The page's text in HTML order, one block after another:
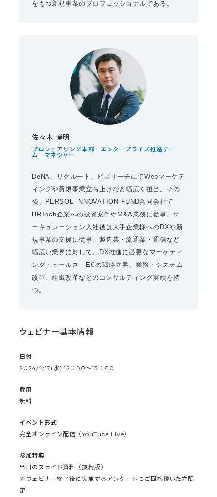
をもつ新規事業のプロフェッショナルである。
佐々木 博明
プロシェアリング本部 エンタープライズ推進チー
ム マネジャー
DeNA、リクルート、ビズリーチにてWebマーケテ
ィングや新規事業立ち上げなど幅広く担当。その
後、PERSOL INNOVATION FUND合同会社で
HRTech企業への投資案件やM&A業務に従事。サ
ーキュレーション入社後は大手企業様へのDXや新
規事業の支援に従事。製造業・流通業・通信など
幅広い業界に対して、DX推進に必要なマーケティ
ング・セールス・ECの戦略立案、業務・システム
改革、組織改革などのコンサルティング実績を持
つ。
ウェビナー基本情報
日付
2024/4/17(水) 12：00〜13：00
費用
無料
イベント形式
完全オンライン配信（YouTube Live）
参加特典
当日のスライド資料（抜粋版）
※ウェビナー終了後に実施するアンケートにご回答頂いた方限
定